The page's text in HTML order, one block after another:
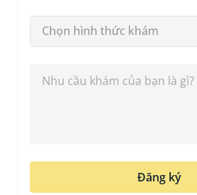
Chọn hình thức khám
Đăng ký